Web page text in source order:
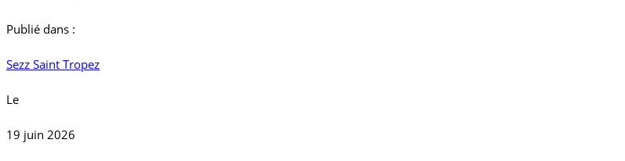
Publié dans :
Sezz Saint Tropez
Le
19 juin 2026